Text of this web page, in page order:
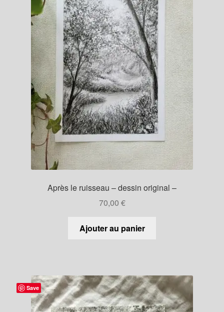
Après le ruisseau – dessin original –
70,00 €
Ajouter au panier
Save